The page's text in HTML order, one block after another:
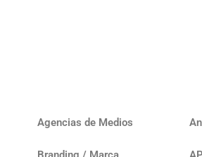
Agencias de Medios